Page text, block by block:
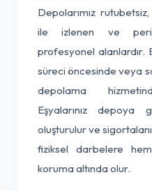
Depolarımız
ile izlenen ve
profesyonel alanlardır.
süreci öncesinde veya
depolama
Eşyalarınız depoya
oluşturulur ve
fiziksel darbelere
koruma altında olur.